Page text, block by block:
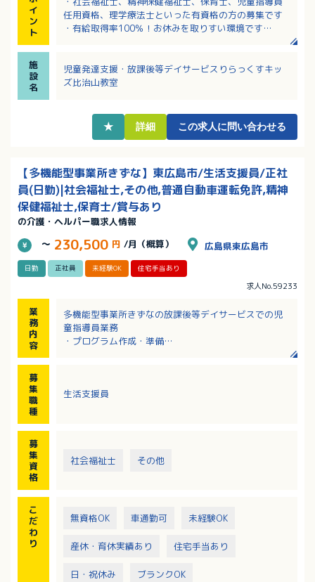
イ
ン
ト
任用資格、理学療法士といった有資格の方の募集です
・有給取得率100％！お休みを取りすい環境です
ー体制が用意されています
施
設
名
児童発達支援・放課後等デイサービスりらっくすキッ
ズ比治山教室
★ 詳細 この求人に問い合わせる
【多機能型事業所きずな】東広島市/生活支援員/正社
員(日勤)|社会福祉士,その他,普通自動車運転免許,精神
保健福祉士,保育士/賞与あり
の介護・ヘルパー職求人情報
～ 230,500 円 /月（概算） 広島県東広島市
日勤 正社員 未経験OK 住宅手当あり
求人No.59233
業
務
内
容
多機能型事業所きずなの放課後等デイサービスでの児
童指導員業務
・プログラム作成・準備
※月2回の音楽療法やお菓子などの簡単なクッキングを
※利用者について：1日平均12名（小学生が中心）
・送迎業務があるため普通自動車運転必須（AT限定
※送迎補足 車種：ノア、パッソ（一人または二人で
の送迎）、エリア：片道15～30分圏内
募
集
職
種
生活支援員
募
集
資
格
社会福祉士 その他
こ
だ
わ
り
無資格OK 車通勤可 未経験OK
産休・育休実績あり 住宅手当あり
日・祝休み ブランクOK